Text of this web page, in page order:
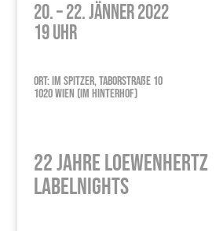
20. – 22. Jänner 2022
19 Uhr
Ort: Im Spitzer, Taborstraße 10
1020 Wien (Im Hinterhof)
22 Jahre loewenhertz
labelnights